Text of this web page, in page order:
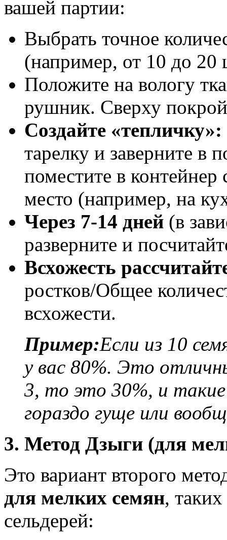
вашей партии:
Выбрать точное
(например, от 10 до
Положите на вологу
рушник. Сверху
Создайте «тепличку»:
тарелку и заверните в
поместите в
место (например, на
Через 7-14 дней (в
разверните и
Всхожесть
ростков/Общее
всхожести.
Пример:Если из 10
у вас 80%. Это
3, то это 30%, и такие
гораздо гуще или
3. Метод Дзыги (для
Это вариант второго
для мелких семян,
сельдерей: